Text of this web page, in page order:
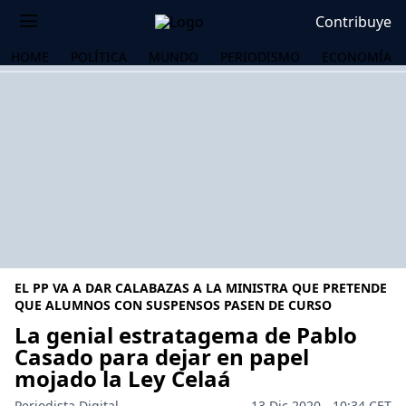
Contribuye
HOME POLÍTICA MUNDO PERIODISMO ECONOMÍA
EL PP VA A DAR CALABAZAS A LA MINISTRA QUE PRETENDE
QUE ALUMNOS CON SUSPENSOS PASEN DE CURSO
La genial estratagema de Pablo
Casado para dejar en papel
mojado la Ley Celaá